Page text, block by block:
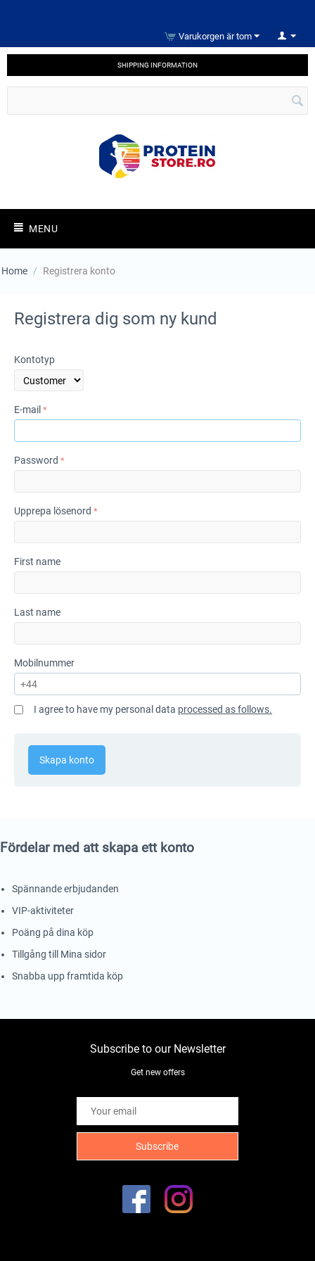
Varukorgen är tom
SHIPPING INFORMATION
MENU
Home / Registrera konto
Registrera dig som ny kund
Kontotyp
E-mail
Password
Upprepa lösenord
First name
Last name
Mobilnummer
I agree to have my personal data processed as follows.
Skapa konto
Fördelar med att skapa ett konto
Spännande erbjudanden
VIP-aktiviteter
Poäng på dina köp
Tillgång till Mina sidor
Snabba upp framtida köp
Subscribe to our Newsletter
Get new offers